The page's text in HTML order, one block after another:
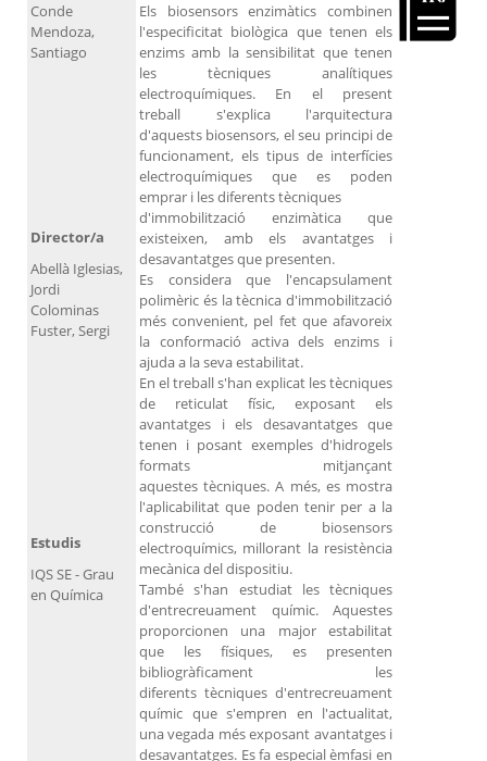
Conde
Mendoza,
Santiago
Els biosensors enzimàtics combinen
l'especificitat biològica que tenen els
enzims amb la sensibilitat que tenen
les tècniques analítiques
electroquímiques. En el present
treball s'explica l'arquitectura
d'aquests biosensors, el seu principi de
funcionament, els tipus de interfícies
electroquímiques que es poden
emprar i les diferents tècniques
d'immobilització enzimàtica que
existeixen, amb els avantatges i
desavantatges que presenten.
Es considera que l'encapsulament
polimèric és la tècnica d'immobilització
més convenient, pel fet que afavoreix
la conformació activa dels enzims i
ajuda a la seva estabilitat.
En el treball s'han explicat les tècniques
de reticulat físic, exposant els
avantatges i els desavantatges que
tenen i posant exemples d'hidrogels
formats mitjançant
aquestes tècniques. A més, es mostra
l'aplicabilitat que poden tenir per a la
construcció de biosensors
electroquímics, millorant la resistència
mecànica del dispositiu.
També s'han estudiat les tècniques
d'entrecreuament químic. Aquestes
proporcionen una major estabilitat
que les físiques, es presenten
bibliogràficament les
diferents tècniques d'entrecreuament
químic que s'empren en l'actualitat,
una vegada més exposant avantatges i
desavantatges. Es fa especial èmfasi en
Director/a
Abellà Iglesias,
Jordi
Colominas
Fuster, Sergi
Estudis
IQS SE - Grau
en Química